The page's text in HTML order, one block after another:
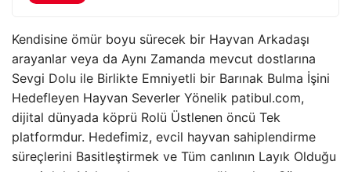
Kendisine ömür boyu sürecek bir Hayvan Arkadaşı
arayanlar veya da Aynı Zamanda mevcut dostlarına
Sevgi Dolu ile Birlikte Emniyetli bir Barınak Bulma İşini
Hedefleyen Hayvan Severler Yönelik patibul.com,
dijital dünyada köprü Rolü Üstlenen öncü Tek
platformdur. Hedefimiz, evcil hayvan sahiplendirme
süreçlerini Basitleştirmek ve Tüm canlının Layık Olduğu